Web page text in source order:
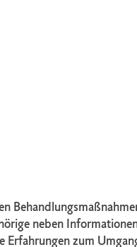
neben
Erfahrungen zum